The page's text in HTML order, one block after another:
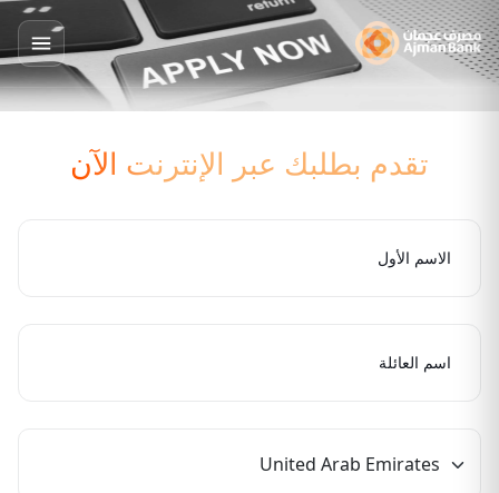
تقدم بطلبك عبر الإنترنت الآن